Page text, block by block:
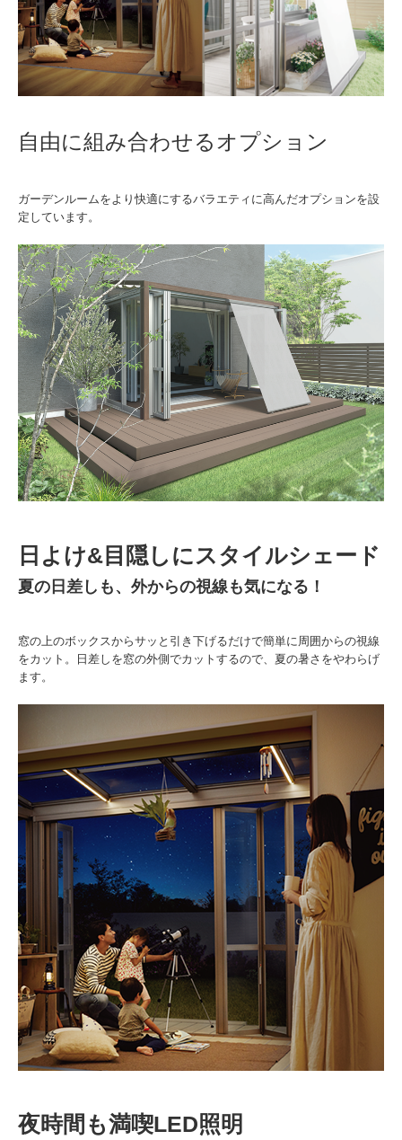
自由に組み合わせるオプション
ガーデンルームをより快適にするバラエティに高んだオプションを設
定しています。
日よけ&目隠しにスタイルシェード
夏の日差しも、外からの視線も気になる！
窓の上のボックスからサッと引き下げるだけで簡単に周囲からの視線
をカット。日差しを窓の外側でカットするので、夏の暑さをやわらげ
ます。
夜時間も満喫LED照明